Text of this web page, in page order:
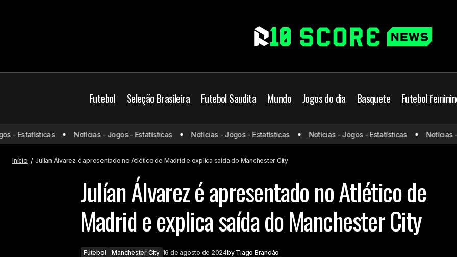
Futebol Seleção Brasileira Futebol Saudita Mundo Jogos do dia Basquete Futebol
Mesmo com problemas financeiros,
Corinthians não descarta mais
contratações
Futebol
Manchester City
Julían Álvarez é apresentado no Atlético de Madrid e explica
Manchester City
Estatísticas Notícias - Jogos - Estatísticas Notícias - Jogos - Estatísticas Notícias - Jogos - Estatísticas Notícias -
Início Julían Álvarez é apresentado no Atlético de Madrid e explica saída do Manchester City
Julían Álvarez é apresentado no Atlético de
Madrid e explica saída do Manchester City
Futebol Manchester City 16 de agosto de 2024by Tiago Brandão